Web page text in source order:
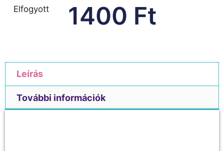
1400 Ft
Elfogyott
Leírás
További információk